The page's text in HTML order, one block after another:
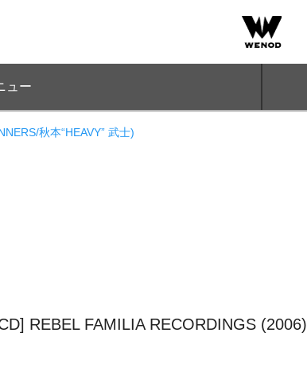
ュー
秋本“HEAVY” 武士)
REBEL FAMILIA RECORDINGS (2006)